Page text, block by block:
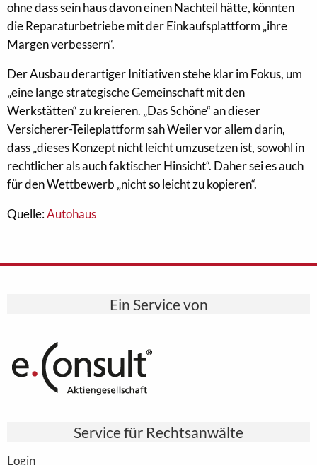
ohne dass sein haus davon einen Nachteil hätte, könnten
die Reparaturbetriebe mit der Einkaufsplattform „ihre
Margen verbessern“.
Der Ausbau derartiger Initiativen stehe klar im Fokus, um
„eine lange strategische Gemeinschaft mit den
Werkstätten“ zu kreieren. „Das Schöne“ an dieser
Versicherer-Teileplattform sah Weiler vor allem darin,
dass „dieses Konzept nicht leicht umzusetzen ist, sowohl in
rechtlicher als auch faktischer Hinsicht“. Daher sei es auch
für den Wettbewerb „nicht so leicht zu kopieren“.
Quelle:Autohaus
Ein Service von
Service für Rechtsanwälte
Login